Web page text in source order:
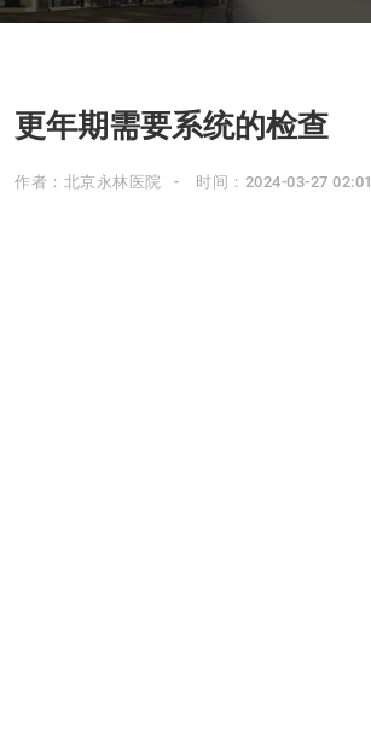
更年期需要系统的检查
作者：北京永林医院 时间：2024-03-27 02:01